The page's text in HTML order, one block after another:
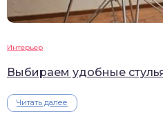
Интерьер
Выбираем удобные
Читать далее